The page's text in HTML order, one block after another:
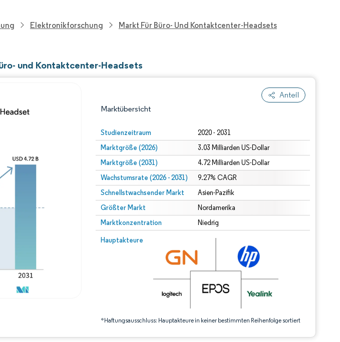
Elektronikforschung Markt Für Büro- Und Kontaktcenter-Headsets
und Kontaktcenter-Headsets
Anteil
Marktübersicht
Studienzeitraum 2020 - 2031
Marktgröße (2026) 3.03 Milliarden US-Dollar
Marktgröße (2031) 4.72 Milliarden US-Dollar
Wachstumsrate (2026 - 2031) 9.27% CAGR
Schnellstwachsender Markt Asien-Pazifik
Größter Markt Nordamerika
Marktkonzentration Niedrig
Hauptakteure
*Haftungsausschluss: Hauptakteure in keiner bestimmten Reihenfolge sortiert
Bild © Mordor Intelligence. Wiederverwendung erfordert Namensnennung gemäß CC BY 4.0.
Intelligence. Wiederverwendung erfordert Namensnennung gemäß CC BY 4.0.